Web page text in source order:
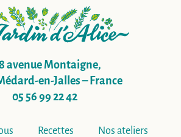
avenue Montaigne,
en-Jalles – France
05 56 99 22 42
Recettes Nos ateliers